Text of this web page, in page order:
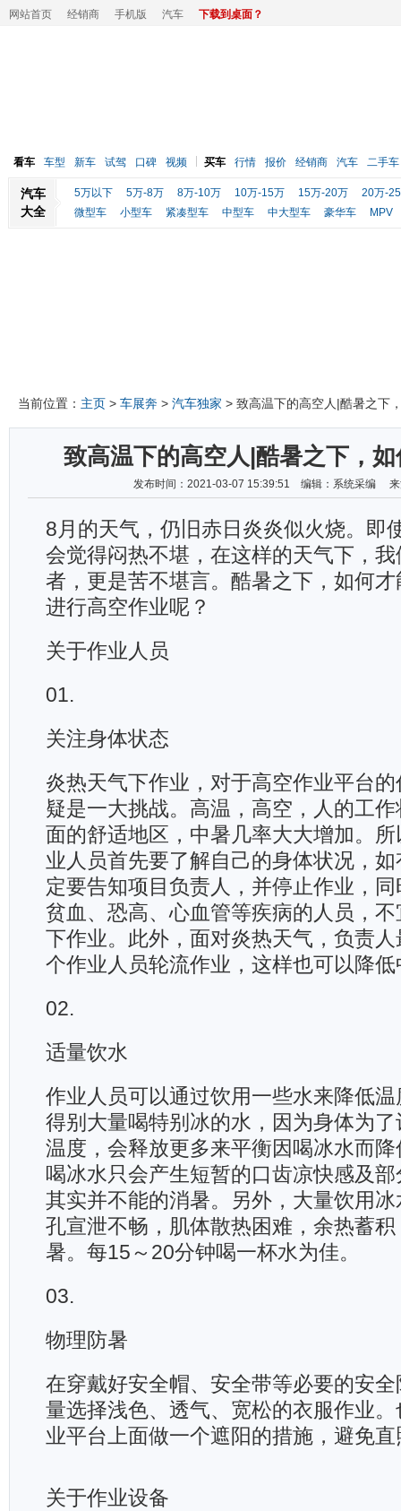
网站首页 经销商 手机版 汽车 下载到桌面？
看车 车型 新车 试驾 口碑 视频 买车 行情 报价 经销商 汽车 二手车
汽车
大全
5万以下 5万-8万 8万-10万 10万-15万 15万-20万
20万-
微型车
小型车 紧凑型车 中型车 中大型车 豪华车 MPV
当前位置： 主页 > 车展奔 > 汽车独家 > 致高温下的高空人|酷暑之下
致高温下的高空人|酷暑之下，
发布时间：2021-03-07 15:39:51 编辑：系统采编
8月的天气，仍旧赤日炎炎似火烧。即
会觉得闷热不堪，在这样的天气下，
者，更是苦不堪言。酷暑之下，如何
进行高空作业呢？
关于作业人员
01.
关注身体状态
炎热天气下作业，对于高空作业平台
疑是一大挑战。高温，高空，人的工
面的舒适地区，中暑几率大大增加。
业人员首先要了解自己的身体状况，
定要告知项目负责人，并停止作业，
贫血、恐高、心血管等疾病的人员，
下作业。此外，面对炎热天气，负责
个作业人员轮流作业，这样也可以降
02.
适量饮水
作业人员可以通过饮用一些水来降低
得别大量喝特别冰的水，因为身体为
温度，会释放更多来平衡因喝冰水而
喝冰水只会产生短暂的口齿凉快感及
其实并不能的消暑。另外，大量饮用
孔宣泄不畅，肌体散热困难，余热蓄
暑。每15～20分钟喝一杯水为佳。
03.
物理防暑
在穿戴好安全帽、安全带等必要的安
量选择浅色、透气、宽松的衣服作业
业平台上面做一个遮阳的措施，避免直
关于作业设备